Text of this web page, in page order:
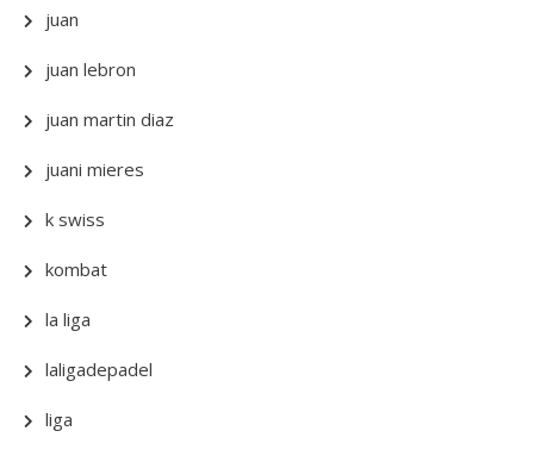
juan
juan lebron
juan martin diaz
juani mieres
k swiss
kombat
la liga
laligadepadel
liga